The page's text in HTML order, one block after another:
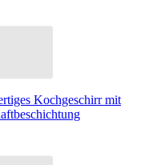
Kochgeschirr mit